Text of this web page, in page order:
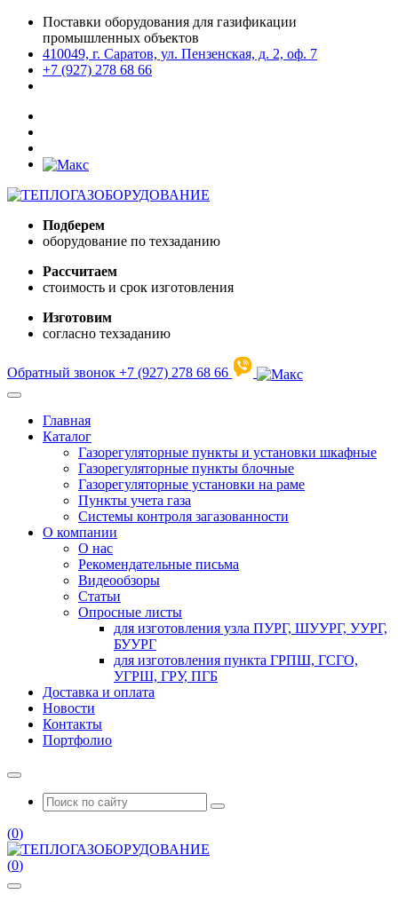
Поставки оборудования для газификации
промышленных объектов
410049, г. Саратов, ул. Пензенская, д. 2, оф. 7
+7 (927) 278 68 66
Подберем
оборудование по техзаданию
Рассчитаем
стоимость и срок изготовления
Изготовим
согласно техзаданию
Обратный звонок +7 (927) 278 68 66
Главная
Каталог
Газорегуляторные пункты и установки шкафные
Газорегуляторные пункты блочные
Газорегуляторные установки на раме
Пункты учета газа
Системы контроля загазованности
О компании
О нас
Рекомендательные письма
Видеообзоры
Статьи
Опросные листы
для изготовления узла ПУРГ, ШУУРГ, УУРГ,
БУУРГ
для изготовления пункта ГРПШ, ГСГО,
УГРШ, ГРУ, ПГБ
Доставка и оплата
Новости
Контакты
Портфолио
(0)
(0)